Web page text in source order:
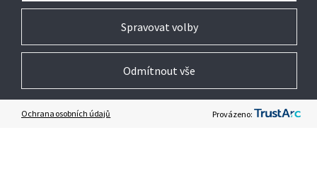
Spravovat volby
Odmítnout vše
Ochrana osobních údajů Provázeno: